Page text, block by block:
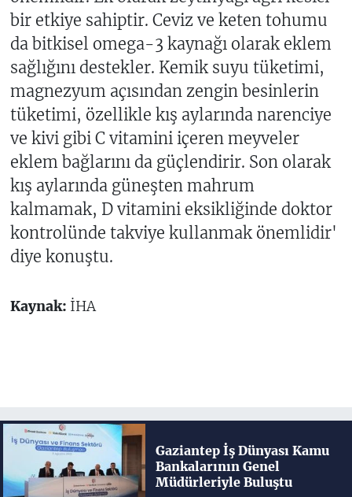
bir etkiye sahiptir. Ceviz ve keten tohumu
da bitkisel omega-3 kaynağı olarak eklem
sağlığını destekler. Kemik suyu tüketimi,
magnezyum açısından zengin besinlerin
tüketimi, özellikle kış aylarında narenciye
ve kivi gibi C vitamini içeren meyveler
eklem bağlarını da güçlendirir. Son olarak
kış aylarında güneşten mahrum
kalmamak, D vitamini eksikliğinde doktor
kontrolünde takviye kullanmak önemlidir'
diye konuştu.
Kaynak: İHA
Gaziantep İş Dünyası Kamu
Bankalarının Genel
Müdürleriyle Buluştu